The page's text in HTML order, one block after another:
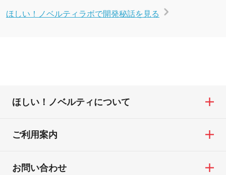
ほしい！ノベルティラボで開発秘話を見る
ほしい！ノベルティについて
ご利用案内
お問い合わせ